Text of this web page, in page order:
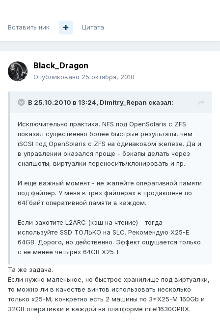
Вставить ник Цитата
Black_Dragon
Опубликовано 25 октября, 2010
В 25.10.2010 в 13:24, Dimitry_Repan сказал:
Исключительно практика. NFS под OpenSolaris с ZFS
показал существенно более быстрые результаты, чем
iSCSI под OpenSolaris с ZFS на одинаковом железе. Да и
в управлении оказался проще - бэкапы делать через
снапшоты, виртуалки переносить/клонировать и пр.
И еще важный момент - не жалейте оперативной памяти
под файлер. У меня в трех файлерах в продакшене по
64Гбайт оперативной памяти в каждом.
Если захотите L2ARC (кэш на чтение) - тогда
используйте SSD ТОЛЬКО на SLC. Рекомендую X25-E
64GB. Дорого, но действенно. Эффект ощущается только
с не менее четырех 64GB X25-E.
Та же задача.
Если нужно маленькое, но быстрое хранилище под виртуалки,
то можно ли в качестве винтов использовать несколько
только x25-M, конкретно есть 2 машины по 3*X25-M 160Gb и
32GB оперативки в каждой на платформе intel1630GPRX.